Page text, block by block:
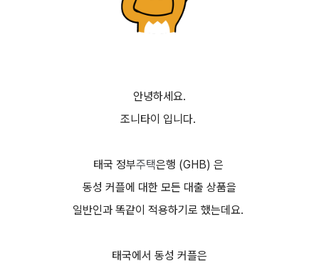
안녕하세요.
조니타이 입니다.
태국 정부주택은행 (GHB) 은
동성 커플에 대한 모든 대출 상품을
일반인과 똑같이 적용하기로 했는데요.
태국에서 동성 커플은